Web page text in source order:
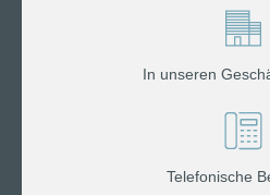
In unseren
Telefonische